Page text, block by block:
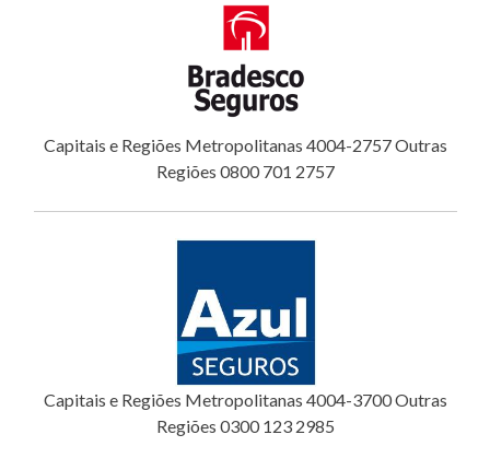
Capitais e Regiões Metropolitanas 4004-2757 Outras
Regiões 0800 701 2757
Capitais e Regiões Metropolitanas 4004-3700 Outras
Regiões 0300 123 2985